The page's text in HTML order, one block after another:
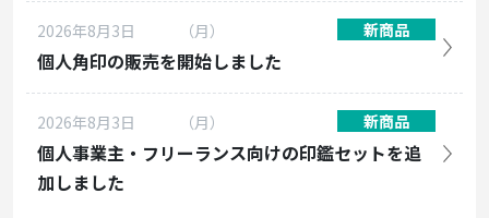
2026年8月3日 （月） 新商品
個人角印の販売を開始しました
2026年8月3日 （月） 新商品
個人事業主・フリーランス向けの印鑑セットを追
加しました